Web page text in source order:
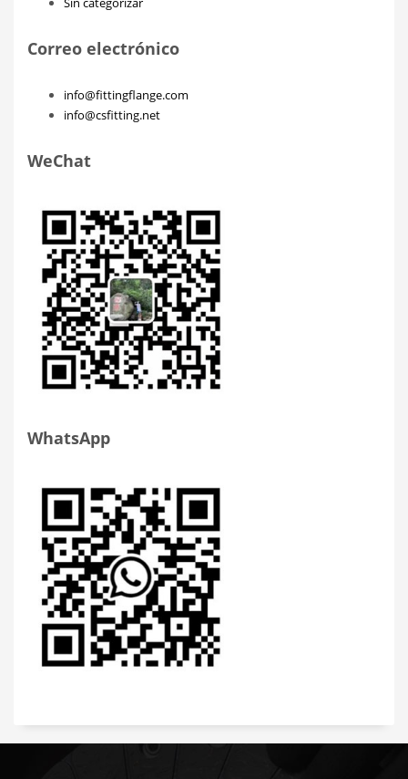
Correo electrónico
info@fittingflange.com
info@csfitting.net
WeChat
WhatsApp